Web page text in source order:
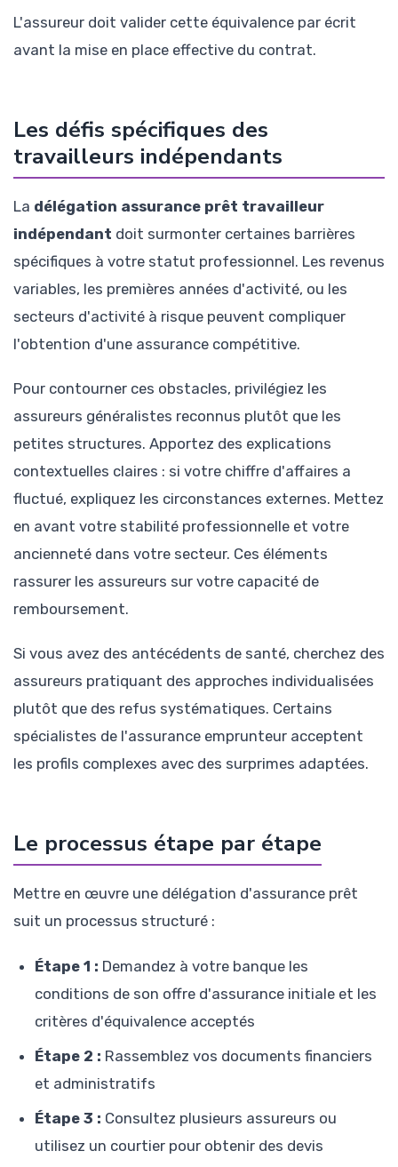
L'assureur doit valider cette équivalence par écrit
avant la mise en place effective du contrat.
Les défis spécifiques des
travailleurs indépendants
La délégation assurance prêt travailleur
indépendant doit surmonter certaines barrières
spécifiques à votre statut professionnel. Les revenus
variables, les premières années d'activité, ou les
secteurs d'activité à risque peuvent compliquer
l'obtention d'une assurance compétitive.
Pour contourner ces obstacles, privilégiez les
assureurs généralistes reconnus plutôt que les
petites structures. Apportez des explications
contextuelles claires : si votre chiffre d'affaires a
fluctué, expliquez les circonstances externes. Mettez
en avant votre stabilité professionnelle et votre
ancienneté dans votre secteur. Ces éléments
rassurer les assureurs sur votre capacité de
remboursement.
Si vous avez des antécédents de santé, cherchez des
assureurs pratiquant des approches individualisées
plutôt que des refus systématiques. Certains
spécialistes de l'assurance emprunteur acceptent
les profils complexes avec des surprimes adaptées.
Le processus étape par étape
Mettre en œuvre une délégation d'assurance prêt
suit un processus structuré :
Étape 1 : Demandez à votre banque les
conditions de son offre d'assurance initiale et les
critères d'équivalence acceptés
Étape 2 : Rassemblez vos documents financiers
et administratifs
Étape 3 : Consultez plusieurs assureurs ou
utilisez un courtier pour obtenir des devis